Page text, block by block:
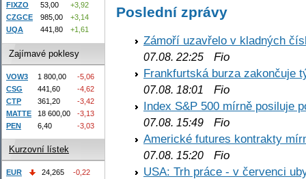
Poslední zprávy
Zámoří uzavřelo v kladných
07.08. 22:25 Fio
Frankfurtská burza zakončuje
07.08. 18:01
Fio
Index S&P 500 mírně posiluje
07.08. 15:49 Fio
Americké futures kontrakty
07.08. 15:20 Fio
USA: Trh práce - v červenci
FIXZO
53,00
+3,92
CZGCE
985,00
+3,14
UQA
441,80 +1,61
Zajímavé poklesy
VOW3 1 800,00
-5,06
CSG
441,60
-4,62
CTP
361,20
-3,42
MATTE
18 600,00
-3,13
PEN
6,40 -3,03
Kurzovní lístek
EUR 24,265
-0,22